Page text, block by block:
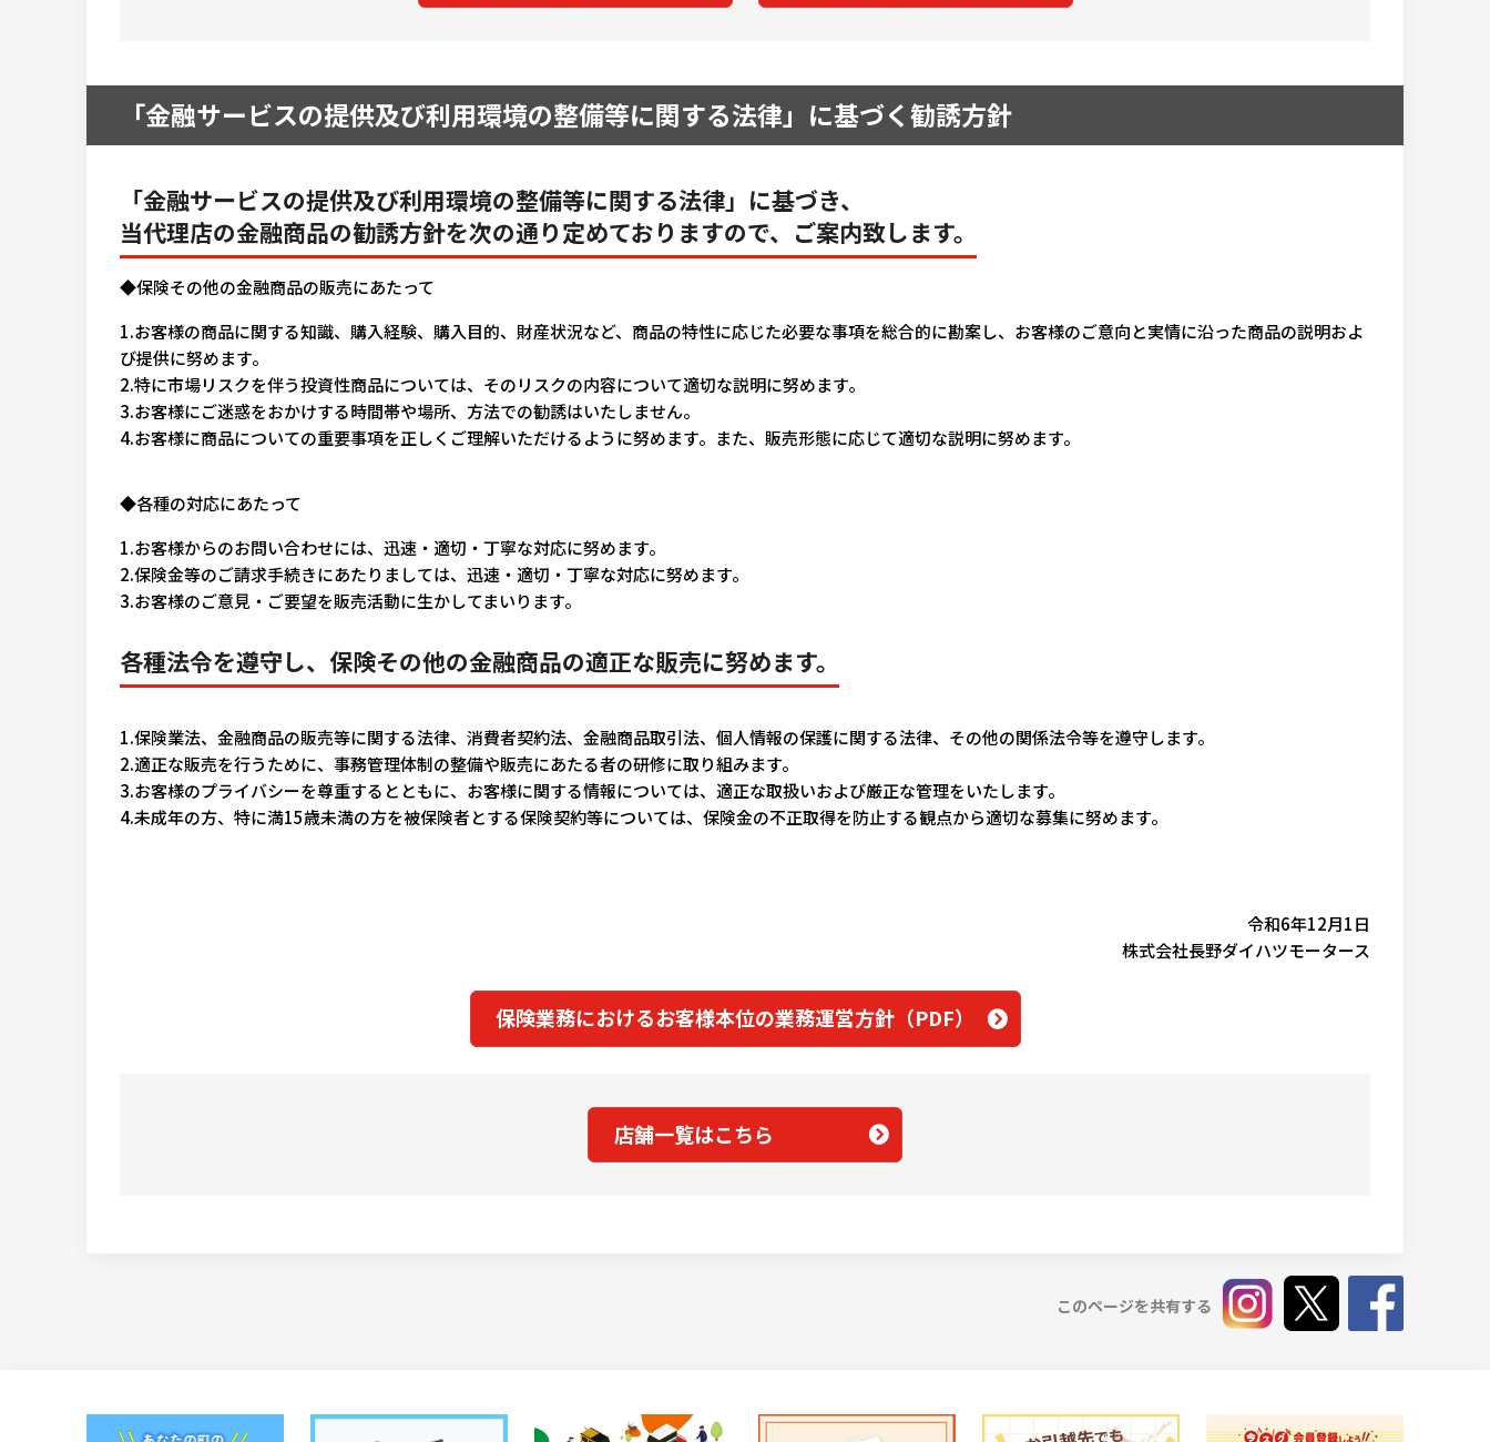
「金融サービスの提供及び利用環境の整備等に関する法律」に基づく勧誘方針
「金融サービスの提供及び利用環境の整備等に関する法律」に基づき、
当代理店の金融商品の勧誘方針を次の通り定めておりますので、ご案内致します。
◆保険その他の金融商品の販売にあたって
1.お客様の商品に関する知識、購入経験、購入目的、財産状況など、商品の特性に応じた必要な事項を総合的に勘案し、お客様のご意向と実情に沿った商品の説明およ
び提供に努めます。
2.特に市場リスクを伴う投資性商品については、そのリスクの内容について適切な説明に努めます。
3.お客様にご迷惑をおかけする時間帯や場所、方法での勧誘はいたしません。
4.お客様に商品についての重要事項を正しくご理解いただけるように努めます。また、販売形態に応じて適切な説明に努めます。
◆各種の対応にあたって
1.お客様からのお問い合わせには、迅速・適切・丁寧な対応に努めます。
2.保険金等のご請求手続きにあたりましては、迅速・適切・丁寧な対応に努めます。
3.お客様のご意見・ご要望を販売活動に生かしてまいります。
各種法令を遵守し、保険その他の金融商品の適正な販売に努めます。
1.保険業法、金融商品の販売等に関する法律、消費者契約法、金融商品取引法、個人情報の保護に関する法律、その他の関係法令等を遵守します。
2.適正な販売を行うために、事務管理体制の整備や販売にあたる者の研修に取り組みます。
3.お客様のプライバシーを尊重するとともに、お客様に関する情報については、適正な取扱いおよび厳正な管理をいたします。
4.未成年の方、特に満15歳未満の方を被保険者とする保険契約等については、保険金の不正取得を防止する観点から適切な募集に努めます。
令和6年12月1日
株式会社長野ダイハツモータース
保険業務におけるお客様本位の業務運営方針（PDF）
店舗一覧はこちら
このページを共有する